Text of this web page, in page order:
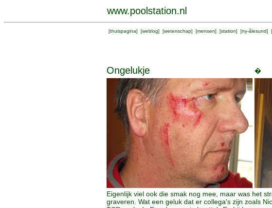
www.poolstation.nl
[thuispagina] [weblog] [wetenschap] [mensen] [station] [ny-ålesund] [
Ongelukje �
Eigenlijk viel ook die smak nog mee, maar was het
graveren. Wat een geluk dat er collega's zijn zoals